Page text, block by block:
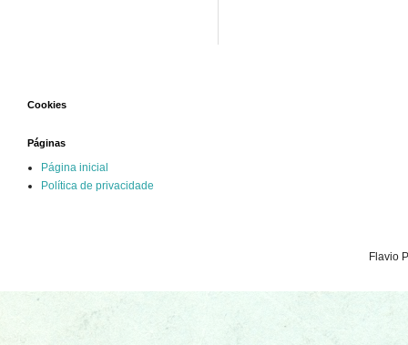
Cookies
Páginas
Página inicial
Política de privacidade
Flavio